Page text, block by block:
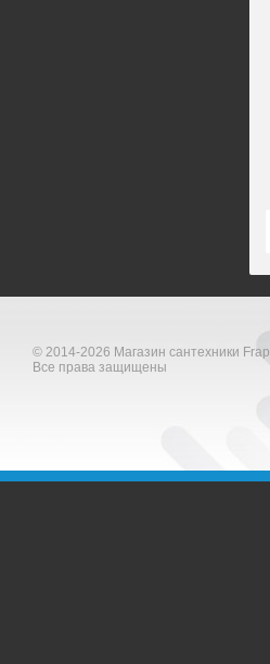
© 2014-2026 Магазин сантехники Frap
Все права защищены